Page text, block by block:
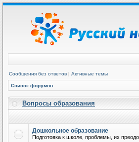
Сообщения без ответов | Активные темы
Список форумов
Вопросы образования
Дошкольное образование
Подготовка к школе, проблемы, их